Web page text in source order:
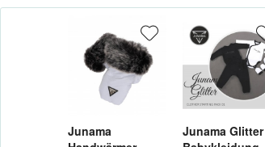
Junama
Junama Glitter